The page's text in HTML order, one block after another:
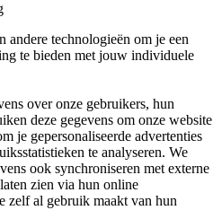
andere technologieën om je een
te bieden met jouw individuele
over onze gebruikers, hun
deze gegevens om onze website
je gepersonaliseerde advertenties
te analyseren. We
ook synchroniseren met externe
zien via hun online
zelf al gebruik maakt van hun